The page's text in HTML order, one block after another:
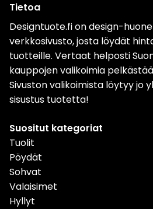
Tietoa
Designtuote.fi on design-
verkkosivusto, josta löydät
tuotteille. Vertaat helposti
kauppojen valikoimia
Sivuston valikoimista löytyy jo
sisustus tuotetta!
Suositut kategoriat
Tuolit
Pöydät
Sohvat
Valaisimet
Hyllyt